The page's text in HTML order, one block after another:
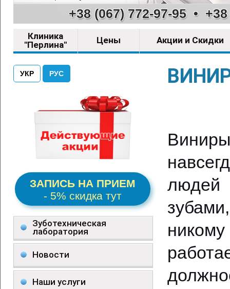
+38 (067) 772-97-95•
Клиника
"Перлина"
Цены Акции и Скидки
УКР РУС
ЗАПИСЬ НА ПРИЕМ
- 5% скидка тут
Зуботехническая
лаборатория
Новости
Наши услуги